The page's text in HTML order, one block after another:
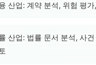
산업: 계약 분석, 위험 평
산업: 법률 문서 분석, 사